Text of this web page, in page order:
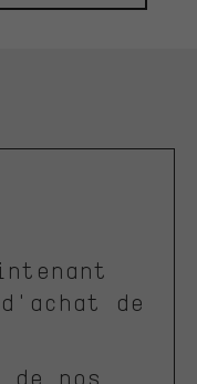
de
de nos